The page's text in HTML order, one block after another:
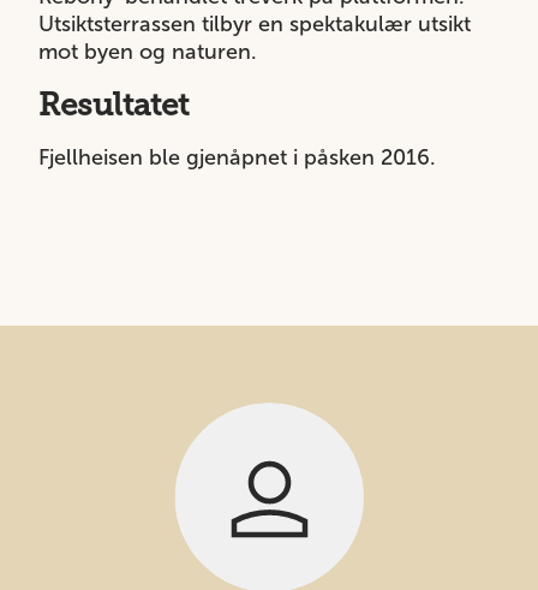
Utsiktsterrassen tilbyr en spektakulær utsikt
mot byen og naturen.
Resultatet
Fjellheisen ble gjenåpnet i påsken 2016.